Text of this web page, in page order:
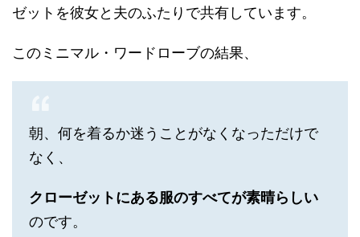
ゼットを彼女と夫のふたりで共有しています。
このミニマル・ワードローブの結果、
朝、何を着るか迷うことがなくなっただけで
なく、
クローゼットにある服のすべてが素晴らしい
のです。